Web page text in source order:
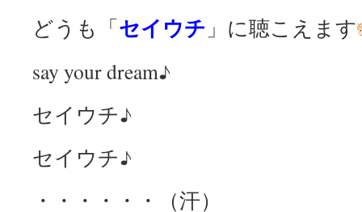
どうも「セイウチ 」に聴こえます
say your dream♪
セイウチ♪
セイウチ♪
・・・・・・（汗）